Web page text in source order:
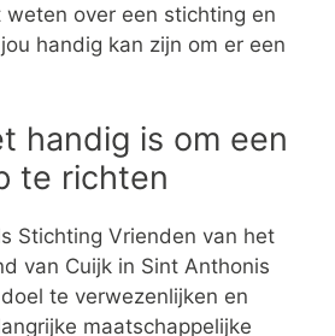
over een stichting en
handig kan zijn om er een
handig is om een
te richten
Stichting Vrienden van het
van Cuijk in Sint Anthonis
te verwezenlijken en
maatschappelijke